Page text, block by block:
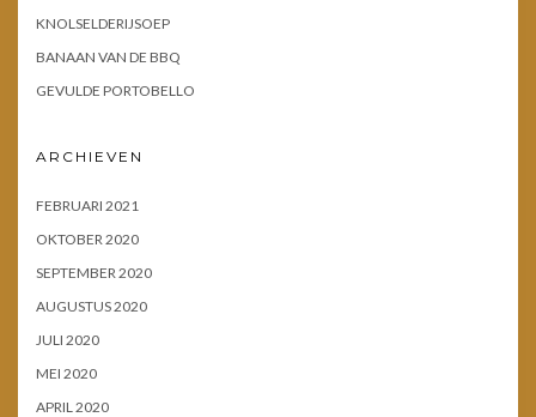
KNOLSELDERIJSOEP
BANAAN VAN DE BBQ
GEVULDE PORTOBELLO
ARCHIEVEN
FEBRUARI 2021
OKTOBER 2020
SEPTEMBER 2020
AUGUSTUS 2020
JULI 2020
MEI 2020
APRIL 2020